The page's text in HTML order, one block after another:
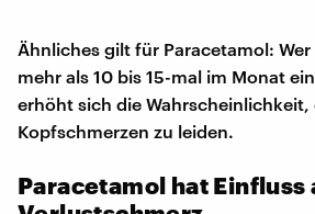
Ähnliches gilt für Paracetamol:
mehr als 10 bis 15-mal im Monat
erhöht sich die
Kopfschmerzen zu leiden.
Paracetamol hat Einfluss